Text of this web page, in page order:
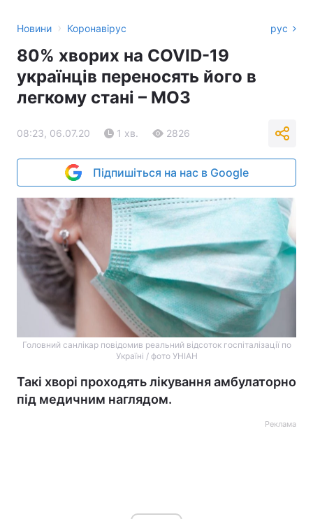
Новини › Коронавірус рус
80% хворих на COVID-19
українців переносять його в
легкому стані – МОЗ
08:23, 06.07.20 1 хв. 2826
Підпишіться на нас в Google
Головний санлікар повідомив реальний відсоток госпіталізації по
Україні / фото УНІАН
Такі хворі проходять лікування амбулаторно
під медичним наглядом.
Реклама